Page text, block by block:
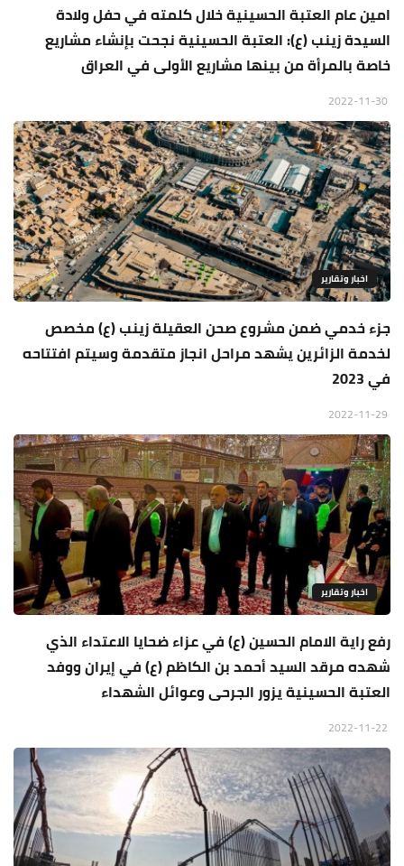
امين عام العتبة الحسينية خلال كلمته في حفل ولادة
السيدة زينب (ع): العتبة الحسينية نجحت بإنشاء مشاريع
خاصة بالمرأة من بينها مشاريع الأولى في العراق
اخبار وتقارير
جزء خدمي ضمن مشروع صحن العقيلة زينب (ع) مخصص
لخدمة الزائرين يشهد مراحل انجاز متقدمة وسيتم افتتاحه
في 2023
اخبار وتقارير
رفع راية الامام الحسين (ع) في عزاء ضحايا الاعتداء الذي
شهده مرقد السيد أحمد بن الكاظم (ع) في إيران ووفد
العتبة الحسينية يزور الجرحى وعوائل الشهداء